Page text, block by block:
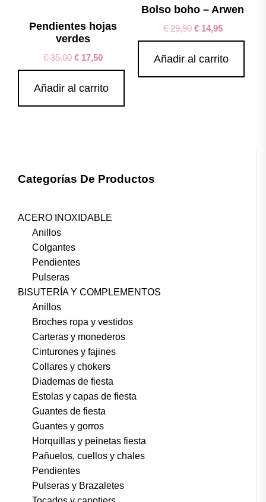
Pendientes hojas
verdes
€35,00 € 17,50
Añadir al carrito
Bolso boho – Arwen
€29,90 €14,95
Añadir al carrito
Categorías De Productos
ACERO INOXIDABLE
Anillos
Colgantes
Pendientes
Pulseras
BISUTERÍA Y COMPLEMENTOS
Anillos
Broches ropa y vestidos
Carteras y monederos
Cinturones y fajines
Collares y chokers
Diademas de fiesta
Estolas y capas de fiesta
Guantes de fiesta
Guantes y gorros
Horquillas y peinetas fiesta
Pañuelos, cuellos y chales
Pendientes
Pulseras y Brazaletes